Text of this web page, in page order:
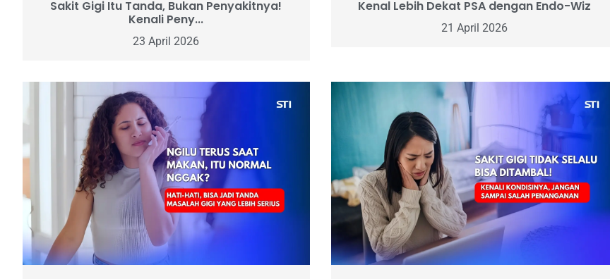
Sakit Gigi Itu Tanda, Bukan Penyakitnya!
Kenali Peny...
23 April 2026
Kenal Lebih Dekat PSA dengan Endo-Wiz
21 April 2026